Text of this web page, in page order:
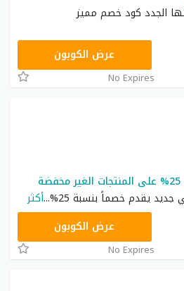
الجدد كود خصم مميز
TRSS148عرض الكوبون
No Expires
يقدم خصماً بنسبة 25%
...أكثر
AC182عرض الكوبون
No Expires